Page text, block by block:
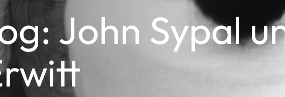
John Sypal